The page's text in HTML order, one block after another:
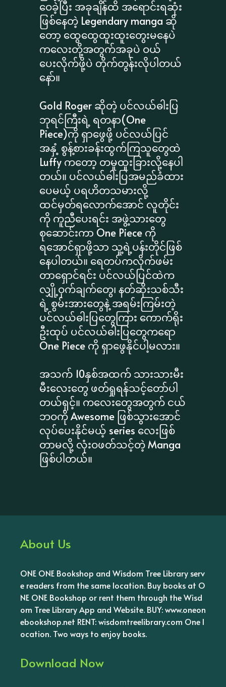
ဝေခဲ့ပြီး အခုချိန်ထိ အရောင်းရဆုံး
ဖြစ်နေတဲ့ Legendary manga ဆို
တော့ ထွေထွေထူးထူးတွေးမနေပဲ
ကလေးတို့အတွက်အခုပဲ ဝယ်
ပေးလိုက်ဖို့ပဲ တိုက်တွန်းလိုပါတယ်
နော်။
Gold Roger ဆိုတဲ့ ပင်လယ်ဓါးပြ
ဘုရင်ကြီးရဲ့ ရတနာ(One
Piece)ကို ရှာဖွေဖို့ ပင်လယ်ပြင်
အနှံ့ စွန့်စားခန်းထွက်ကြသူတွေထဲ
Luffy ကတော့ တမူထူးခြားလို့နေပါ
တယ်။ ပင်လယ်ဓါးပြအမည်ခံထား
ပေမယ့် ပရဟိတသမားလို့
ထင်မှတ်ရလောက်အောင် လူတိုင်း
ကို ကူညီပေးရင်း အဖွဲ့သားတွေ
စုဆောင်းကာ One Piece ကို
ရအောင်ရှာဖို့သာ သူ့ရဲ့ပန်းတိုင်ဖြစ်
နေပါတယ်။ ရေတပ်ကလိုက်ဖမ်း
တာရှောင်ရင်း ပင်လယ်ပြင်ထဲက
လျှို့ဝှက်ချက်တွေ၊ နတ်ဆိုးသစ်သီး
ရဲ့ စွမ်းအားတွေနဲ့ အရမ်းကြမ်းတဲ့
ပင်လယ်ဓါးပြတွေကြား ကောက်ရိုး
ဦးထုပ် ပင်လယ်ဓါးပြတွေကရော
One Piece ကို ရှာဖွေနိုင်ပါ့မလား။
အသက် 10နှစ်အထက် သားသားမီး
မီးလေးတွေ ဖတ်ရှုရန်သင့်တော်ပါ
တယ်ရှင့်။ ကလေးတွေအတွက် ငယ်
ဘဝကို Awesome ဖြစ်သွားအောင်
လုပ်ပေးနိုင်မယ့် series လေးဖြစ်
တာမလို့ လုံးဝဖတ်သင့်တဲ့ Manga
ဖြစ်ပါတယ်။
About Us
ONE ONE Bookshop and Wisdom Tree Library serv
e readers from the same location. Buy books at O
NE ONE Bookshop or rent them through the Wisd
om Tree Library App and Website. BUY: www.oneon
ebookshop.net RENT: wisdomtreelibrary.com One l
ocation. Two ways to enjoy books.
Download Now